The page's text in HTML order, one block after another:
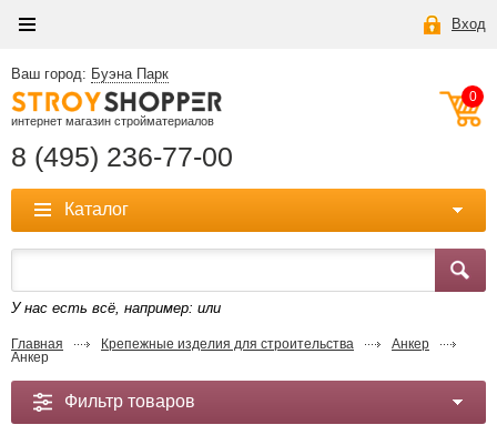
Вход
Ваш город: Буэна Парк
интернет магазин стройматериалов
8 (495) 236-77-00
0
Каталог
У нас есть всё, например: или
Главная Крепежные изделия для строительства
Анкер
Анкер
Фильтр товаров